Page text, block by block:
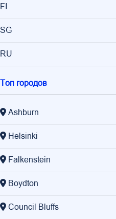
FI
SG
RU
Топ городов
Ashburn
Helsinki
Falkenstein
Boydton
Council Bluffs